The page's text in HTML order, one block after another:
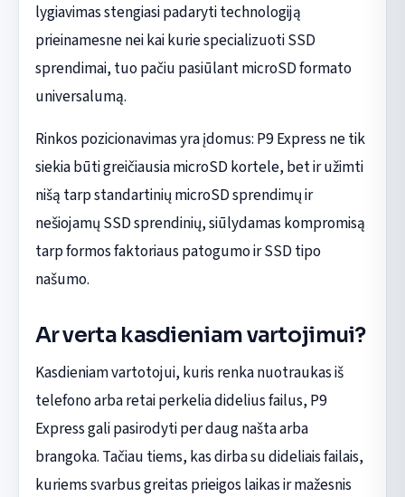
lygiavimas stengiasi padaryti technologiją
prieinamesne nei kai kurie specializuoti SSD
sprendimai, tuo pačiu pasiūlant microSD formato
universalumą.
Rinkos pozicionavimas yra įdomus: P9 Express ne tik
siekia būti greičiausia microSD kortele, bet ir užimti
nišą tarp standartinių microSD sprendimų ir
nešiojamų SSD sprendinių, siūlydamas kompromisą
tarp formos faktoriaus patogumo ir SSD tipo
našumo.
Ar verta kasdieniam vartojimui?
Kasdieniam vartotojui, kuris renka nuotraukas iš
telefono arba retai perkelia didelius failus, P9
Express gali pasirodyti per daug našta arba
brangoka. Tačiau tiems, kas dirba su dideliais failais,
kuriems svarbus greitas prieigos laikas ir mažesnis